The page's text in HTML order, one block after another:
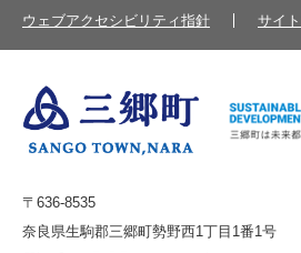
ウェブアクセシビリティ指針
サイ
〒636-8535
奈良県生駒郡三郷町勢野西1丁目1番1号